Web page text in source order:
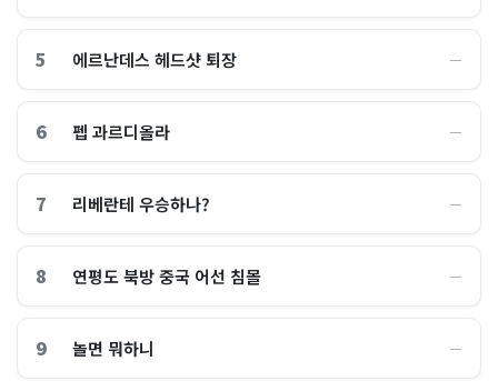
5 에르난데스 헤드샷 퇴장 ―
6 펩 과르디올라 ―
7 리베란테 우승하나? ―
8 연평도 북방 중국 어선 침몰 ―
9 놀면 뭐하니 ―